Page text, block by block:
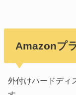
Amazonプ
外付けハードディ